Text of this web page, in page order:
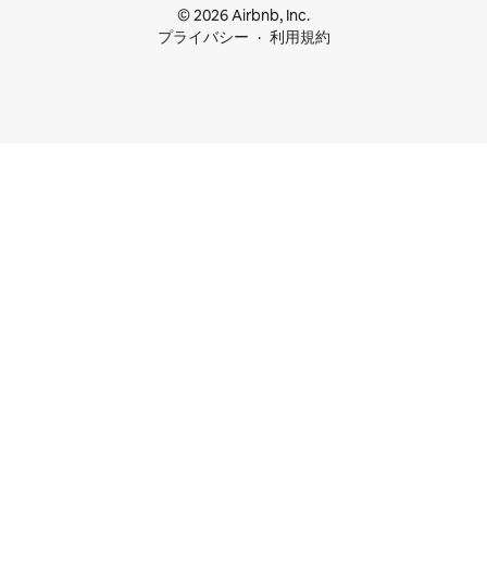
© 2026 Airbnb, Inc.
プライバシー
利用規約